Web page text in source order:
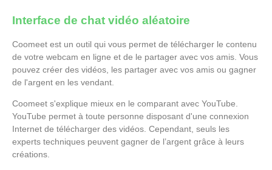
Interface de chat vidéo aléatoire
Coomeet est un outil qui vous permet de télécharger le contenu
de votre webcam en ligne et de le partager avec vos amis. Vous
pouvez créer des vidéos, les partager avec vos amis ou gagner
de l'argent en les vendant.
Coomeet s'explique mieux en le comparant avec YouTube.
YouTube permet à toute personne disposant d'une connexion
Internet de télécharger des vidéos. Cependant, seuls les
experts techniques peuvent gagner de l’argent grâce à leurs
créations.